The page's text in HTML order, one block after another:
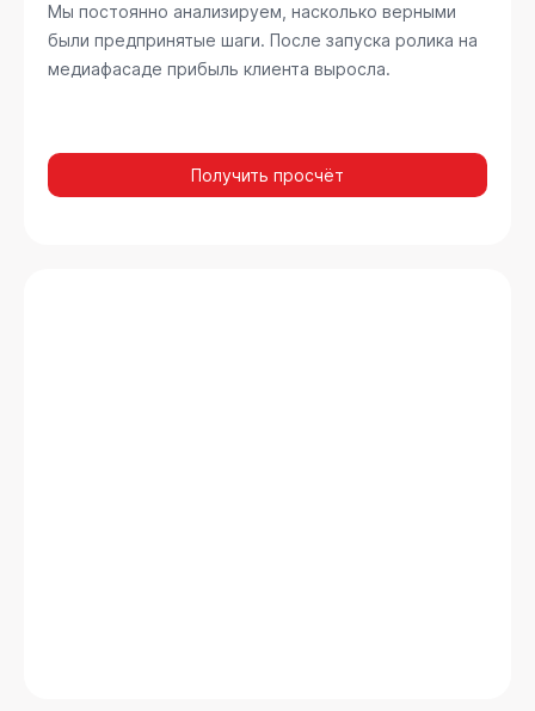
Мы постоянно анализируем, насколько верными
были предпринятые шаги. После запуска ролика на
медиафасаде прибыль клиента выросла.
Получить просчёт